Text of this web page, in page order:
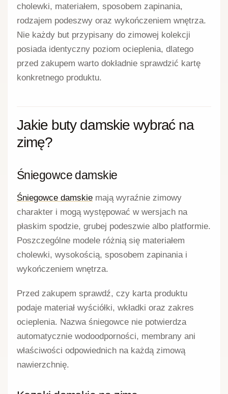
cholewki, materiałem, sposobem zapinania,
rodzajem podeszwy oraz wykończeniem wnętrza.
Nie każdy but przypisany do zimowej kolekcji
posiada identyczny poziom ocieplenia, dlatego
przed zakupem warto dokładnie sprawdzić kartę
konkretnego produktu.
Jakie buty damskie wybrać na
zimę?
Śniegowce damskie
Śniegowce damskie mają wyraźnie zimowy
charakter i mogą występować w wersjach na
płaskim spodzie, grubej podeszwie albo platformie.
Poszczególne modele różnią się materiałem
cholewki, wysokością, sposobem zapinania i
wykończeniem wnętrza.
Przed zakupem sprawdź, czy karta produktu
podaje materiał wyściółki, wkładki oraz zakres
ocieplenia. Nazwa śniegowce nie potwierdza
automatycznie wodoodporności, membrany ani
właściwości odpowiednich na każdą zimową
nawierzchnię.